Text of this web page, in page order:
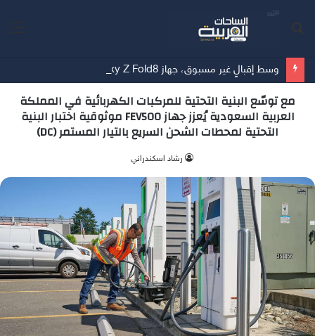
مع توسّع البنية التحتية للمركبات الكهربائية في المملكة
العربية السعودية يُعزز جهاز FEV500 موثوقية اختبار البنية
التحتية لمحطات الشحن السريع بالتيار المستمر (DC)
‫رشاد اسكندراني